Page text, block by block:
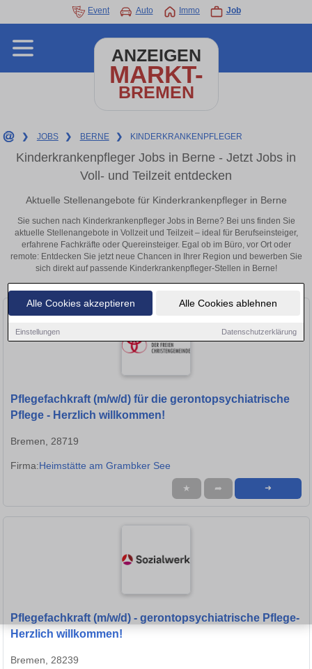
Alle Cookies akzeptieren Alle Cookies ablehnen
Einstellungen Datenschutzerklärung
Event Auto Immo Job
ANZEIGEN
MARKT-
BREMEN
❯ JOBS ❯ BERNE ❯ KINDERKRANKENPFLEGER
Kinderkrankenpfleger Jobs in Berne - Jetzt Jobs in
Voll- und Teilzeit entdecken
Aktuelle Stellenangebote für Kinderkrankenpfleger in Berne
Sie suchen nach Kinderkrankenpfleger Jobs in Berne? Bei uns finden Sie
aktuelle Stellenangebote in Vollzeit und Teilzeit – ideal für Berufseinsteiger,
erfahrene Fachkräfte oder Quereinsteiger. Egal ob im Büro, vor Ort oder
remote: Entdecken Sie jetzt neue Chancen in Ihrer Region und bewerben Sie
sich direkt auf passende Kinderkrankenpfleger-Stellen in Berne!
Pflegefachkraft (m/w/d) für die gerontopsychiatrische
Pflege - Herzlich willkommen!
Bremen, 28719
Firma:Heimstätte am Grambker See
★ ➦ ➜
Pflegefachkraft (m/w/d) - gerontopsychiatrische Pflege-
Herzlich willkommen!
Bremen, 28239